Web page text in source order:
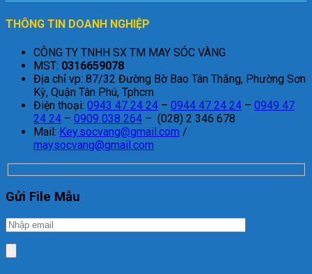
THÔNG TIN DOANH NGHIỆP
CÔNG TY TNHH SX TM MAY SÓC VÀNG
MST: 0316659078
Địa chỉ vp: 87/32 Đường Bờ Bao Tân Thắng, Phường Sơn
Kỳ, Quận Tân Phú, Tphcm
Điện thoại: 0943 47 24 24 – 0944 47 24 24 – 0949 47
24 24 – 0909 038 264 – (028) 2 346 678
Mail: Key.socvang@gmail.com /
maysocvang@gmail.com
Gửi File Mẫu